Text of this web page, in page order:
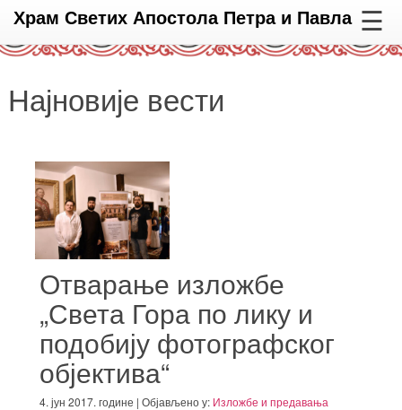
Храм Светих Апостола Петра и Павла ☰
Најновије вести
Отварање изложбе
„Света Гора по лику и
подобију фотографског
објектива“
4. јун 2017. године | Објављено у: Изложбе и предавања